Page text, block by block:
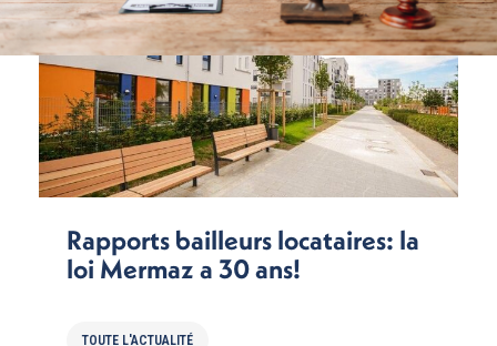
Rapports bailleurs locataires: la
loi Mermaz a 30 ans!
TOUTE L'ACTUALITÉ